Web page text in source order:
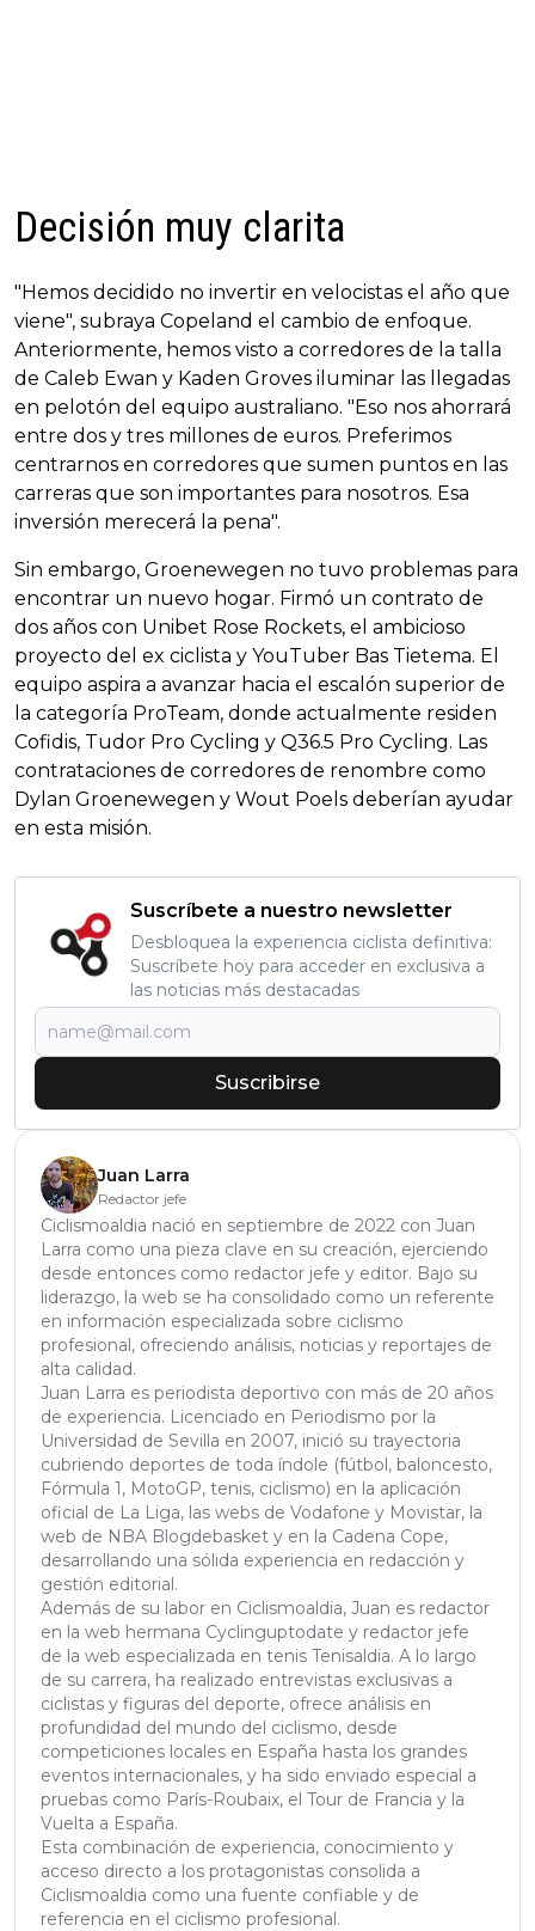
Decisión muy clarita
"Hemos decidido no invertir en velocistas el año que
viene", subraya Copeland el cambio de enfoque.
Anteriormente, hemos visto a corredores de la talla
de Caleb Ewan y Kaden Groves iluminar las llegadas
en pelotón del equipo australiano. "Eso nos ahorrará
entre dos y tres millones de euros. Preferimos
centrarnos en corredores que sumen puntos en las
carreras que son importantes para nosotros. Esa
inversión merecerá la pena".
Sin embargo, Groenewegen no tuvo problemas para
encontrar un nuevo hogar. Firmó un contrato de
dos años con Unibet Rose Rockets, el ambicioso
proyecto del ex ciclista y YouTuber Bas Tietema. El
equipo aspira a avanzar hacia el escalón superior de
la categoría ProTeam, donde actualmente residen
Cofidis, Tudor Pro Cycling y Q36.5 Pro Cycling. Las
contrataciones de corredores de renombre como
Dylan Groenewegen y Wout Poels deberían ayudar
en esta misión.
Suscríbete a nuestro newsletter
Desbloquea la experiencia ciclista definitiva:
Suscríbete hoy para acceder en exclusiva a
las noticias más destacadas
Suscribirse
Juan Larra
Redactor jefe
Ciclismoaldia nació en septiembre de 2022 con Juan
Larra como una pieza clave en su creación, ejerciendo
desde entonces como redactor jefe y editor. Bajo su
liderazgo, la web se ha consolidado como un referente
en información especializada sobre ciclismo
profesional, ofreciendo análisis, noticias y reportajes de
alta calidad.
Juan Larra es periodista deportivo con más de 20 años
de experiencia. Licenciado en Periodismo por la
Universidad de Sevilla en 2007, inició su trayectoria
cubriendo deportes de toda índole (fútbol, baloncesto,
Fórmula 1, MotoGP, tenis, ciclismo) en la aplicación
oficial de La Liga, las webs de Vodafone y Movistar, la
web de NBA Blogdebasket y en la Cadena Cope,
desarrollando una sólida experiencia en redacción y
gestión editorial.
Además de su labor en Ciclismoaldia, Juan es redactor
en la web hermana Cyclinguptodate y redactor jefe
de la web especializada en tenis Tenisaldia. A lo largo
de su carrera, ha realizado entrevistas exclusivas a
ciclistas y figuras del deporte, ofrece análisis en
profundidad del mundo del ciclismo, desde
competiciones locales en España hasta los grandes
eventos internacionales, y ha sido enviado especial a
pruebas como París-Roubaix, el Tour de Francia y la
Vuelta a España.
Esta combinación de experiencia, conocimiento y
acceso directo a los protagonistas consolida a
Ciclismoaldia como una fuente confiable y de
referencia en el ciclismo profesional.